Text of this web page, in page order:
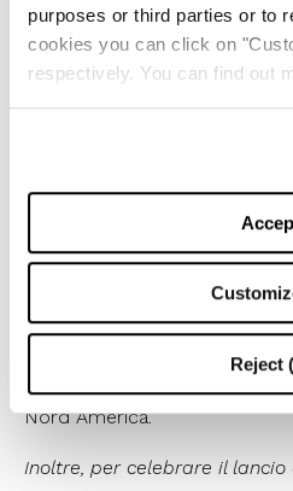
purposes or third parties or to
cookies you can click on
respectively. You can find out
Reject
1/7
Nike x Tiffany & Co. Air
prezzo al dettaglio di $400
negozi Tiffany & Co. in quel
Flagship Next Door e il
tutto il mondo mediante l’app
SNKRS di Nike, oltre che in
Nord America.
Inoltre, per celebrare il